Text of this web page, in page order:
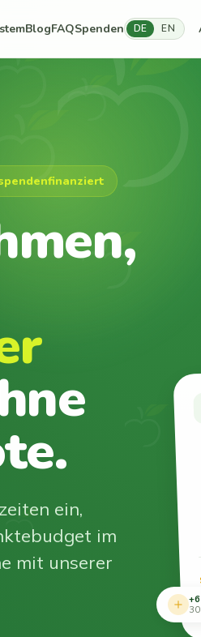
BlogFAQSpenden DE EN
ein,
im
mit unserer